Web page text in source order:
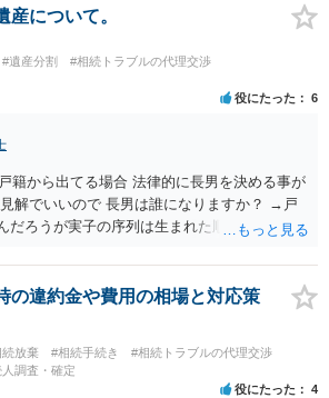
（必ずしも３分の１ずつにしなくても，合意
）。 今後の対応としては， ①伯母さんの相続
理する（預貯金，有価証券，不動産等の有無
。） ②相続財産に照らし，相続税の申告の準
にご相談ください。） ③遺産分割協議をする
構いませんし，弁護士に相談することもよろ
になります。
産について。
#遺産分割
#相続トラブルの代理交渉
役にたった 6
籍から出てる場合 法律的に長男を決める事が
解でいいので 長男は誰になりますか？ →戸
だろうが実子の序列は生まれた順ですから、
てある場合 書かれてる内容が最優先にされる
のが、法律上の遺言の形式を守っている限り
3 父が腹違いの長男に法律的に優位になれそ
遺言が有効な場合、優位に立つことはできま
症であるなどの「遺言が作れないはずの事
効確認の訴えを起こすのは一つの手です。
の違約金や費用の相場と対応策
放棄 #相続手続き
#相続トラブルの代理交渉
調査・確定
役にたった 4